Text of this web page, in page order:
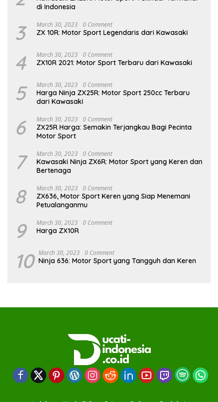
di Indonesia
3 March 30, 2023 0 Comment
ZX 10R: Motor Sport Legendaris dari Kawasaki
4 March 30, 2023 0 Comment
ZX10R 2021: Motor Sport Terbaru dari Kawasaki
5 March 30, 2023 0 Comment
Harga Ninja ZX25R: Motor Sport 250cc Terbaru
dari Kawasaki
6 March 30, 2023 0 Comment
ZX25R Harga: Semakin Terjangkau Bagi Pecinta
Motor Sport
7 March 30, 2023 0 Comment
Kawasaki Ninja ZX6R: Motor Sport yang Keren dan
Bertenaga
8 March 30, 2023 0 Comment
ZX636, Motor Sport Keren yang Siap Menemani
Petualanganmu
9 March 30, 2023 0 Comment
Harga ZX10R
10 March 30, 2023 0 Comment
Ninja 636: Motor Sport yang Tangguh dan Keren